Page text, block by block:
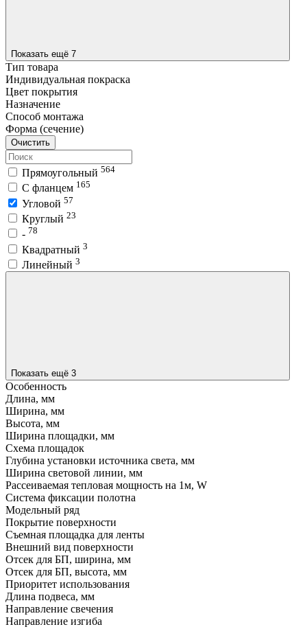
Показать ещё 7
Тип товара
Индивидуальная покраска
Цвет покрытия
Назначение
Способ монтажа
Форма (сечение)
Очистить
Прямоугольный 564
С фланцем 165
Угловой 57
Круглый 23
- 78
Квадратный 3
Линейный 3
Показать ещё 3
Особенность
Длина, мм
Ширина, мм
Высота, мм
Ширина площадки, мм
Схема площадок
Глубина установки источника света, мм
Ширина световой линии, мм
Рассеиваемая тепловая мощность на 1м, W
Система фиксации полотна
Модельный ряд
Покрытие поверхности
Съемная площадка для ленты
Внешний вид поверхности
Отсек для БП, ширина, мм
Отсек для БП, высота, мм
Приоритет использования
Длина подвеса, мм
Направление свечения
Направление изгиба